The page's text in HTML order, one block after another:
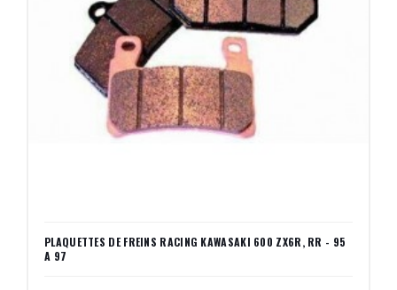
PLAQUETTES DE FREINS RACING KAWASAKI 600 ZX6R, RR - 95
A 97